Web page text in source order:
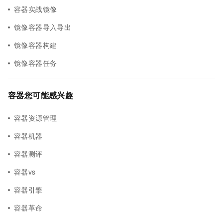
容器实战镜像
镜像容器导入导出
镜像容器构建
镜像容器任务
容器您可能感兴趣
容器资源管理
容器机器
容器测评
容器vs
容器引擎
容器革命